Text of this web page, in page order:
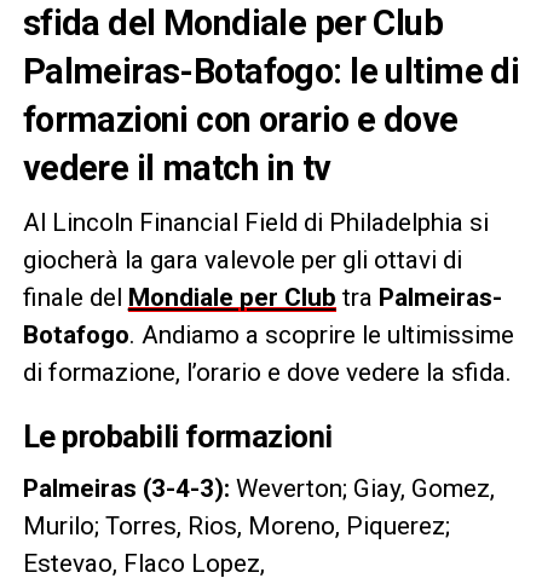
sfida del Mondiale per Club
Palmeiras-Botafogo: le ultime di
formazioni con orario e dove
vedere il match in tv
Al Lincoln Financial Field di Philadelphia si
giocherà la gara valevole per gli ottavi di
finale del Mondiale per Club tra Palmeiras-
Botafogo. Andiamo a scoprire le ultimissime
di formazione, l’orario e dove vedere la sfida.
Le probabili formazioni
Palmeiras (3-4-3): Weverton; Giay, Gomez,
Murilo; Torres, Rios, Moreno, Piquerez;
Estevao, Flaco Lopez,